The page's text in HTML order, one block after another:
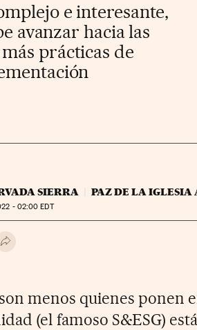
e interesante,
avanzar hacia las
prácticas de
SIERRA PAZ DE LA IGLESIA
- 02:00 EDT
Whatsapp
en Facebook
en Twitter
Desplegar Redes Sociales
menos quienes ponen
(el famoso S&ESG)